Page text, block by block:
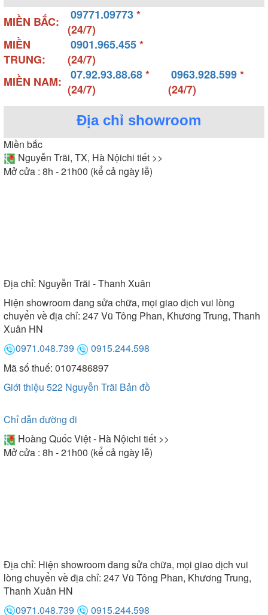
MIỀN BẮC: 09771.09773*
(24/7)
MIỀN
TRUNG:
0901.965.455*
(24/7)
MIỀN NAM:
07.92.93.88.68*
(24/7)
0963.928.599*
(24/7)
Địa chỉ showroom
Miền bắc
Nguyễn Trãi, TX, Hà Nộichi tiết >>
Mở cửa : 8h - 21h00 (kể cả ngày lễ)
Địa chỉ: Nguyễn Trãi - Thanh Xuân
Hiện showroom đang sửa chữa, mọi giao dịch vui lòng
chuyển về địa chỉ: 247 Vũ Tông Phan, Khương Trung, Thanh
Xuân HN
0971.048.739
0915.244.598
Mã số thuế: 0107486897
Giới thiệu 522 Nguyễn Trãi Bản đồ
Chỉ dẫn đường đi
Hoàng Quốc Việt - Hà Nộichi tiết >>
Mở cửa : 8h - 21h00 (kể cả ngày lễ)
Địa chỉ: Hiện showroom đang sửa chữa, mọi giao dịch vui
lòng chuyển về địa chỉ: 247 Vũ Tông Phan, Khương Trung,
Thanh Xuân HN
0971.048.739
0915.244.598